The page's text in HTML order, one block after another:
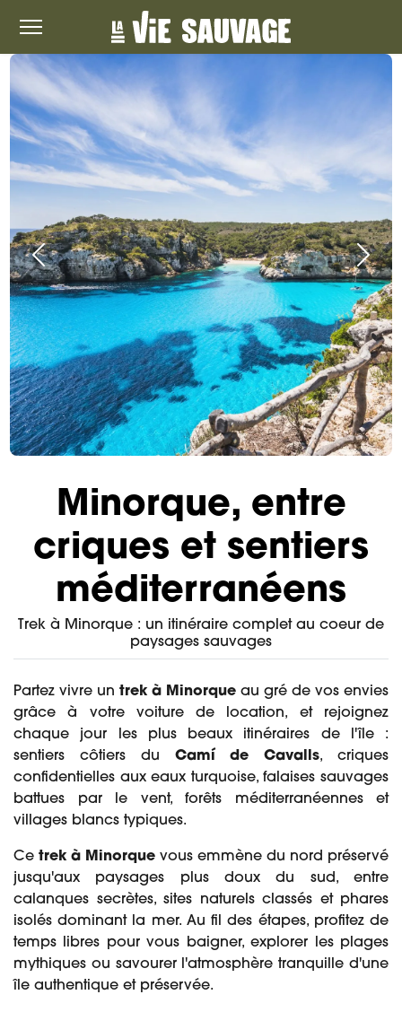
Minorque, entre
criques et sentiers
méditerranéens
Trek à Minorque : un itinéraire complet au coeur de
paysages sauvages
Partez vivre un trek à Minorque au gré de vos envies
grâce à votre voiture de location, et rejoignez
chaque jour les plus beaux itinéraires de l'île :
sentiers côtiers du Camí de Cavalls, criques
confidentielles aux eaux turquoise, falaises sauvages
battues par le vent, forêts méditerranéennes et
villages blancs typiques.
Ce trek à Minorque vous emmène du nord préservé
jusqu'aux paysages plus doux du sud, entre
calanques secrètes, sites naturels classés et phares
isolés dominant la mer. Au fil des étapes, profitez de
temps libres pour vous baigner, explorer les plages
mythiques ou savourer l'atmosphère tranquille d'une
île authentique et préservée.